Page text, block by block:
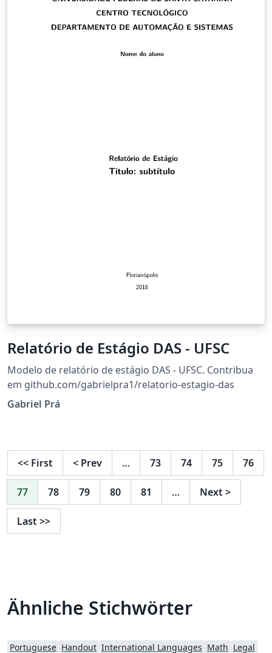
Relatório de Estágio DAS - UFSC
Modelo de relatório de estágio DAS - UFSC. Contribua
em github.com/gabrielpra1/relatorio-estagio-das
Gabriel Prá
<< First < Prev … 73 74 75 76
77 78 79 80 81 … Next >
Last >>
Ähnliche Stichwörter
Portuguese Handout International Languages Math Legal